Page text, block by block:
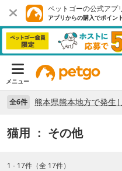
ペットゴーの公式アプ
アプリからの購入でポイン
メニュー
全6件
猫用 ： その他
1 - 17件（全 17件）